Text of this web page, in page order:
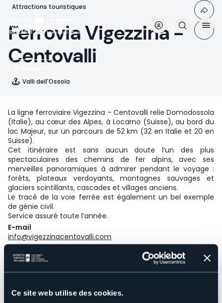
Ce site web utilise des cookies.
Aller
contenu
principal
Attractions touristiques
Ferrovia Vigezzina -
Centovalli
Valli dell'Ossola
La ligne ferroviaire Vigezzina - Centovalli relie Domodossola
(Italie), au cœur des Alpes, à Locarno (Suisse), au bord du
lac Majeur, sur un parcours de 52 km (32 en Italie et 20 en
Suisse).
Cet itinéraire est sans aucun doute l’un des plus
spectaculaires des chemins de fer alpins, avec ses
merveilles panoramiques à admirer pendant le voyage :
forêts, plateaux verdoyants, montagnes sauvages et
glaciers scintillants, cascades et villages anciens.
Le tracé de la voie ferrée est également un bel exemple
de génie civil.
Service assuré toute l’année.
E-mail
info@vigezzinacentovalli.com
+39 0324 242055 / +41 917518731
Live